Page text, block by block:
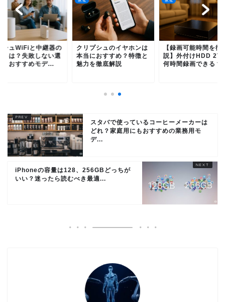
シュWiFiと中継器の
とは？失敗しない選
とおすすめモデ...
クリプシュのイヤホンは
本当におすすめ？特徴と
魅力を徹底解説
【録画可能時間を徹
説】外付けHDD
何時間録画できる？
スタバで使っているコーヒーメーカーは
どれ？家庭用にもおすすめの業務用モ
デ...
iPhoneの容量は128、256GBどっちが
いい？迷ったら読むべき最適...